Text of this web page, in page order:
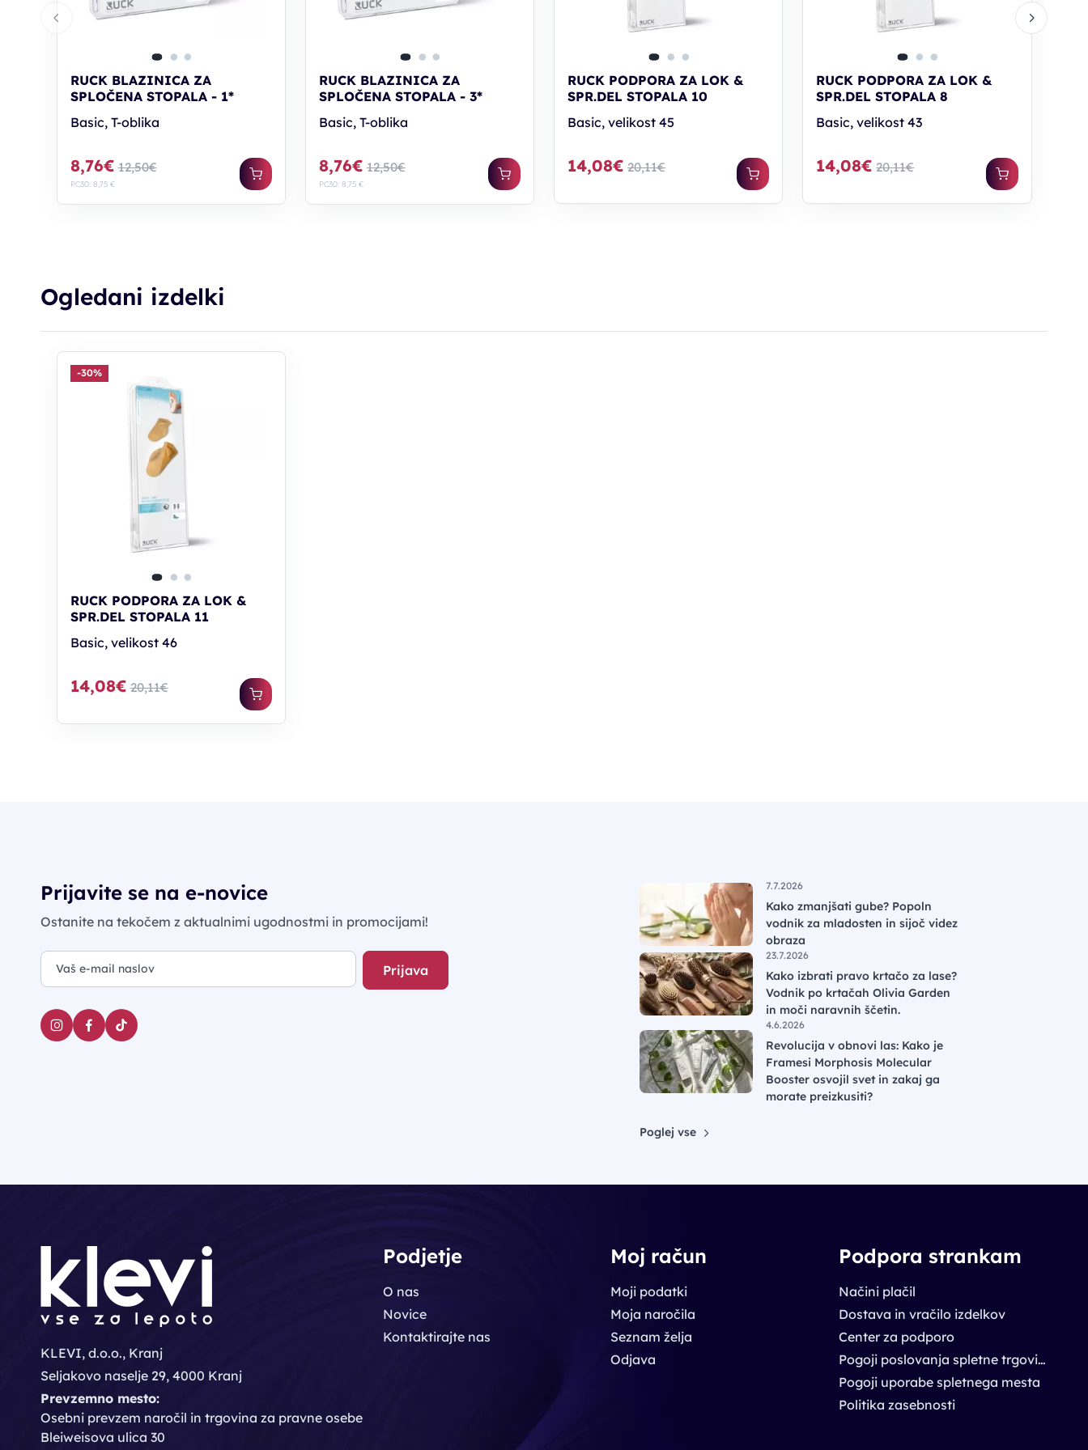
RUCK BLAZINICA ZA
SPLOČENA STOPALA - 1*
Basic, T-oblika
8,76€ 12,50€
PC30: 8,75 €
RUCK BLAZINICA ZA
SPLOČENA STOPALA - 3*
Basic, T-oblika
8,76€ 12,50€
PC30: 8,75 €
RUCK PODPORA ZA LOK &
SPR.DEL STOPALA 10
Basic, velikost 45
14,08€ 20,11€
RUCK PODPORA ZA LOK &
SPR.DEL STOPALA 8
Basic, velikost 43
14,08€ 20,11€
Ogledani izdelki
-30%
RUCK PODPORA ZA LOK &
SPR.DEL STOPALA 11
Basic, velikost 46
14,08€ 20,11€
Prijavite se na e-novice
Ostanite na tekočem z aktualnimi ugodnostmi in promocijami!
Prijava
7.7.2026
Kako zmanjšati gube? Popoln
vodnik za mladosten in sijoč videz
obraza
23.7.2026
Kako izbrati pravo krtačo za lase?
Vodnik po krtačah Olivia Garden
in moči naravnih ščetin.
4.6.2026
Revolucija v obnovi las: Kako je
Framesi Morphosis Molecular
Booster osvojil svet in zakaj ga
morate preizkusiti?
Poglej vse
KLEVI, d.o.o., Kranj
Seljakovo naselje 29, 4000 Kranj
Prevzemno mesto:
Osebni prevzem naročil in trgovina za pravne osebe
Bleiweisova ulica 30
Podjetje
O nas
Novice
Kontaktirajte nas
Moj račun
Moji podatki
Moja naročila
Seznam želja
Odjava
Podpora strankam
Načini plačil
Dostava in vračilo izdelkov
Center za podporo
Pogoji poslovanja spletne trgovine
Pogoji uporabe spletnega mesta
Politika zasebnosti